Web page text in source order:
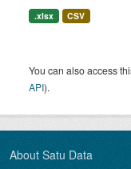
.xlsx CSV
You can also access
API).
About Satu Data